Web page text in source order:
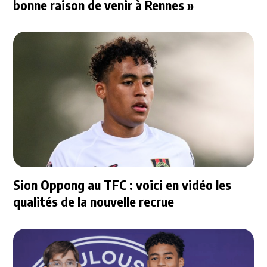
bonne raison de venir à Rennes »
Sion Oppong au TFC : voici en vidéo les
qualités de la nouvelle recrue